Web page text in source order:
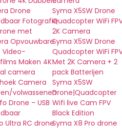
Drone
Fotografie
met
Opvouwbare
Video-
Maken 4K
camera
Camera
volwassenen
Drone – USB
Ultra RC drone
Syma X5SW Drone
Quadcopter WiFi
2K Camera
Syma X5SW Drone
Quadcopter WiFi
Met 2K Camera + 2
pack Batterijen
Syma X5SW
Drone|Quadcopter
Wifi live Cam FPV
Black Edition
Syma X8 Pro drone